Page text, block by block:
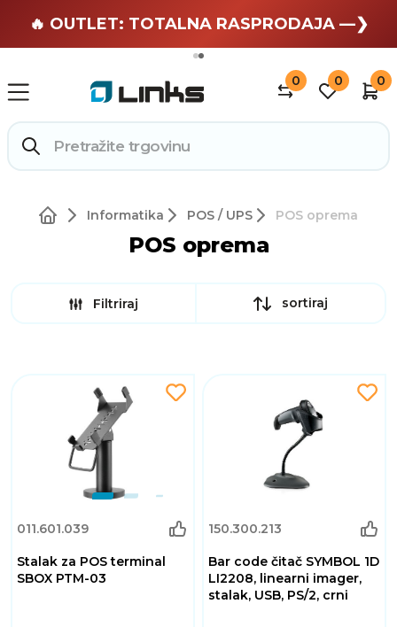
🏄 Zaslužuješ odmor —❯
🔥 OUTLET: TOTALNA RASPRODAJA —❯
0 0 0
Informatika POS / UPS POS oprema
POS oprema
Filtriraj sortiraj
011.601.039
Stalak za POS terminal
SBOX PTM-03
150.300.213
Bar code čitač SYMBOL 1D
LI2208, linearni imager,
stalak, USB, PS/2, crni